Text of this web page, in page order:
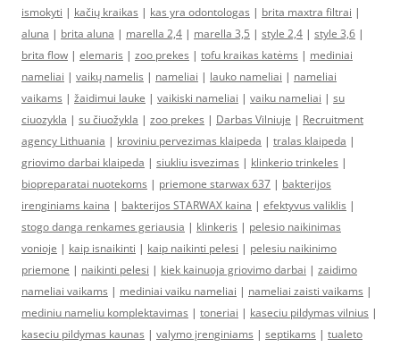
ismokyti | kačių kraikas | kas yra odontologas | brita maxtra filtrai |
aluna | brita aluna | marella 2,4 | marella 3,5 | style 2,4 | style 3,6 |
brita flow | elemaris | zoo prekes | tofu kraikas katėms | mediniai
nameliai | vaikų namelis | nameliai | lauko nameliai | nameliai
vaikams | žaidimui lauke | vaikiski nameliai | vaiku nameliai | su
ciuozykla | su čiuožykla | zoo prekes | Darbas Vilniuje | Recruitment
agency Lithuania | kroviniu pervezimas klaipeda | tralas klaipeda |
griovimo darbai klaipeda | siukliu isvezimas | klinkerio trinkeles |
biopreparatai nuotekoms | priemone starwax 637 | bakterijos
irenginiams kaina | bakterijos STARWAX kaina | efektyvus valiklis |
stogo danga renkames geriausia | klinkeris | pelesio naikinimas
vonioje | kaip isnaikinti | kaip naikinti pelesi | pelesiu naikinimo
priemone | naikinti pelesi | kiek kainuoja griovimo darbai | zaidimo
nameliai vaikams | mediniai vaiku nameliai | nameliai zaisti vaikams |
mediniu nameliu komplektavimas | toneriai | kaseciu pildymas vilnius |
kaseciu pildymas kaunas | valymo įrenginiams | septikams | tualeto